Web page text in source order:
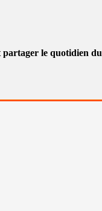
partager le quotidien du